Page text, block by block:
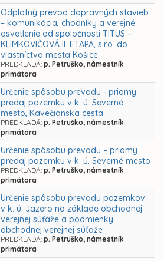
Odplatný prevod dopravných stavieb
– komunikácia, chodníky a verejné
osvetlenie od spoločnosti TITUS –
KLIMKOVIČOVÁ II. ETAPA, s.r.o. do
vlastníctva mesta Košice
PREDKLADÁ: p. Petruško, námestník
primátora
Určenie spôsobu prevodu - priamy
predaj pozemku v k. ú. Severné
mesto, Kavečianska cesta
PREDKLADÁ: p. Petruško, námestník
primátora
Určenie spôsobu prevodu – priamy
predaj pozemku v k. ú. Severné mesto
PREDKLADÁ: p. Petruško, námestník
primátora
Určenie spôsobu prevodu pozemkov
v k. ú. Jazero na základe obchodnej
verejnej súťaže a podmienky
obchodnej verejnej súťaže
PREDKLADÁ: p. Petruško, námestník
primátora